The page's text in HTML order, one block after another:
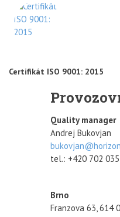
Certifikát ISO 9001: 2015
Quality manager
Andrej Bukovjan
tel.: +420 702
Brno
Franzova 63, 614